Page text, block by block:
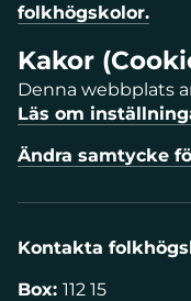
folkhögskolor.
Kakor
Denna webbplats
Läs om
Ändra samtycke
Kontakta
Box: 112 15